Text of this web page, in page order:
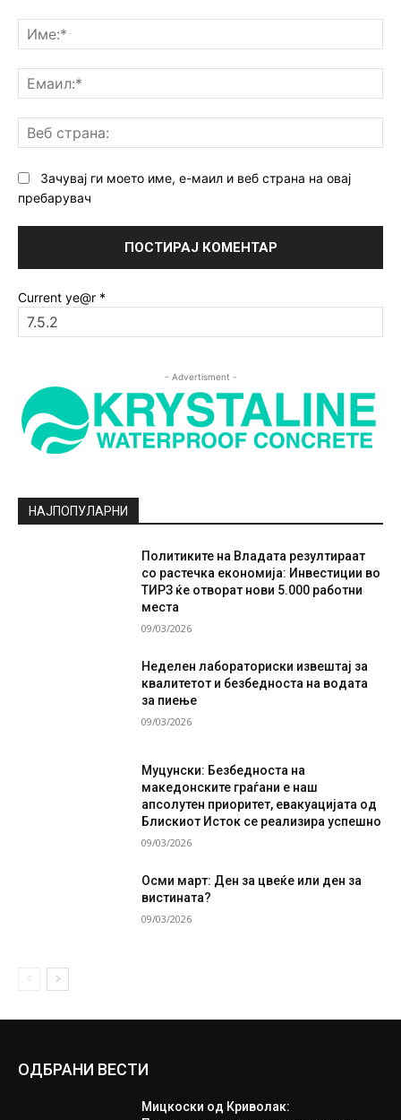
Зачувај ги моето име, е-маил и веб страна на овај
пребарувач
Current ye@r *
- Advertisment -
НАЈПОПУЛАРНИ
Политиките на Владата резултираат
со растечка економија: Инвестиции во
ТИРЗ ќе отворат нови 5.000 работни
места
09/03/2026
Неделен лабораториски извештај за
квалитетот и безбедноста на водата
за пиење
09/03/2026
Муцунски: Безбедноста на
македонските граѓани е наш
апсолутен приоритет, евакуацијата од
Блискиот Исток се реализира успешно
09/03/2026
Осми март: Ден за цвеќе или ден за
вистината?
09/03/2026
ОДБРАНИ ВЕСТИ
Мицкоски од Криволак: